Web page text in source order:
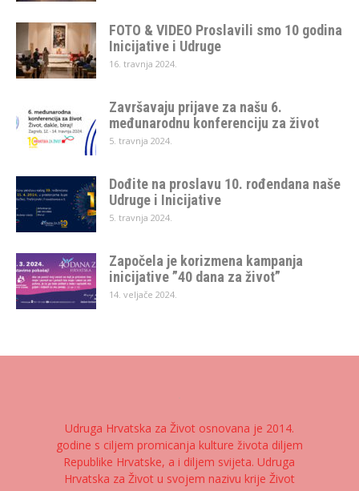
FOTO & VIDEO Proslavili smo 10 godina
Inicijative i Udruge
16. travnja 2024.
Završavaju prijave za našu 6.
međunarodnu konferenciju za život
5. travnja 2024.
Dođite na proslavu 10. rođendana naše
Udruge i Inicijative
5. travnja 2024.
Započela je korizmena kampanja
inicijative ”40 dana za život”
14. veljače 2024.
Udruga Hrvatska za Život osnovana je 2014.
godine s ciljem promicanja kulture života diljem
Republike Hrvatske, a i diljem svijeta. Udruga
Hrvatska za Život u svojem nazivu krije Život